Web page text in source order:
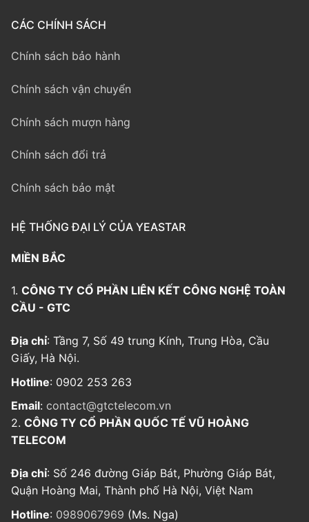
CÁC CHÍNH SÁCH
Chính sách bảo hành
Chính sách vận chuyển
Chính sách mượn hàng
Chính sách đổi trả
Chính sách bảo mật
HỆ THỐNG ĐẠI LÝ CỦA YEASTAR
MIỀN BẮC
1. CÔNG TY CỔ PHẦN LIÊN KẾT CÔNG NGHỆ TOÀN
CẦU - GTC
Địa chỉ: Tầng 7, Số 49 trung Kính, Trung Hòa, Cầu
Giấy, Hà Nội.
Hotline: 0902 253 263
Email: contact@gtctelecom.vn
2. CÔNG TY CỔ PHẦN QUỐC TẾ VŨ HOÀNG
TELECOM
Địa chỉ: Số 246 đường Giáp Bát, Phường Giáp Bát,
Quận Hoàng Mai, Thành phố Hà Nội, Việt Nam
Hotline: 0989067969 (Ms. Nga)